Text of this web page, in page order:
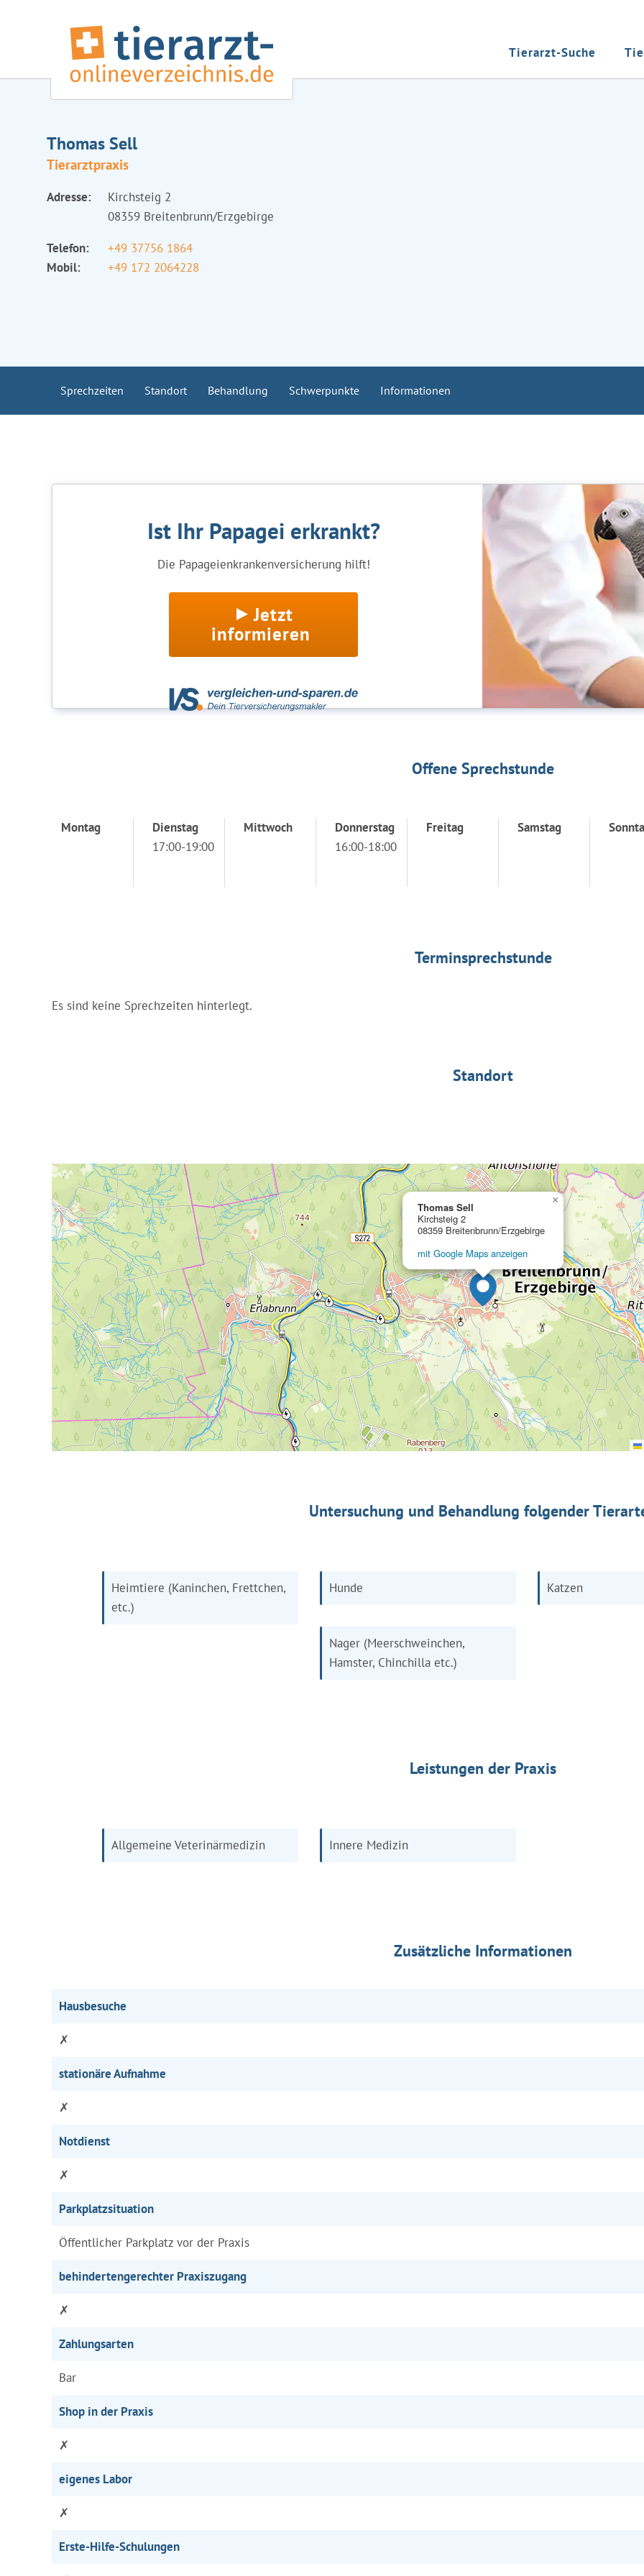
Tierarzt-Suche
Thomas Sell
Tierarztpraxis
Adresse:
Kirchsteig 2
08359 Breitenbrunn/Erzgebirge
Telefon:
+49 37756 1864
Mobil:
+49 172 2064228
Sprechzeiten Standort Behandlung Schwerpunkte Informationen
Ist Ihr Papagei erkrankt?
Die Papageienkrankenversicherung hilft!
Jetzt
informieren
Offene Sprechstunde
Montag
Dienstag
17:00-19:00
Mittwoch
Donnerstag
16:00-18:00
Freitag Samstag
Terminsprechstunde
Es sind keine Sprechzeiten hinterlegt.
Standort
Thomas Sell
Kirchsteig 2
08359 Breitenbrunn/Erzgebirge
mit Google Maps anzeigen
×
Untersuchung und Behandlung folgender
Heimtiere (Kaninchen, Frettchen,
etc.)
Hunde Katzen
Nager (Meerschweinchen,
Hamster, Chinchilla etc.)
Leistungen der Praxis
Allgemeine Veterinärmedizin Innere Medizin
Zusätzliche Informationen
Hausbesuche
✗
stationäre Aufnahme
✗
Notdienst
✗
Parkplatzsituation
Öffentlicher Parkplatz vor der Praxis
behindertengerechter Praxiszugang
✗
Zahlungsarten
Bar
Shop in der Praxis
✗
eigenes Labor
✗
Erste-Hilfe-Schulungen